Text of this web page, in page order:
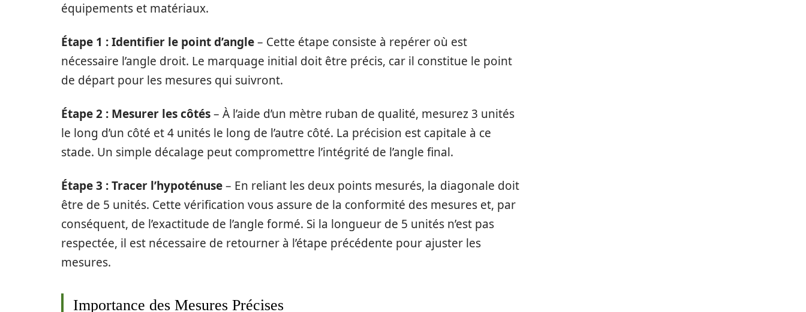
équipements et matériaux.
Étape 1 : Identifier le point d’angle– Cette étape consiste à repérer où est
nécessaire l’angle droit. Le marquage initial doit être précis, car il constitue le point
de départ pour les mesures qui suivront.
Étape 2 : Mesurer les côtés– À l’aide d’un mètre ruban de qualité, mesurez 3 unités
le long d’un côté et 4 unités le long de l’autre côté. La précision est capitale à ce
stade. Un simple décalage peut compromettre l’intégrité de l’angle final.
Étape 3 : Tracer l’hypoténuse– En reliant les deux points mesurés, la diagonale doit
être de 5 unités. Cette vérification vous assure de la conformité des mesures et, par
conséquent, de l’exactitude de l’angle formé. Si la longueur de 5 unités n’est pas
respectée, il est nécessaire de retourner à l’étape précédente pour ajuster les
mesures.
Importance des Mesures Précises